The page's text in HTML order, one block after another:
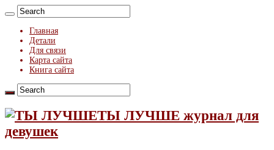
Главная
Детали
Для связи
Карта сайта
Книга сайта
ТЫ ЛУЧШЕ журнал для
девушек